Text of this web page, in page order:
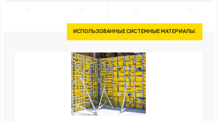
ИСПОЛЬЗОВАННЫЕ СИСТЕМНЫЕ МАТЕРИАЛЫ: